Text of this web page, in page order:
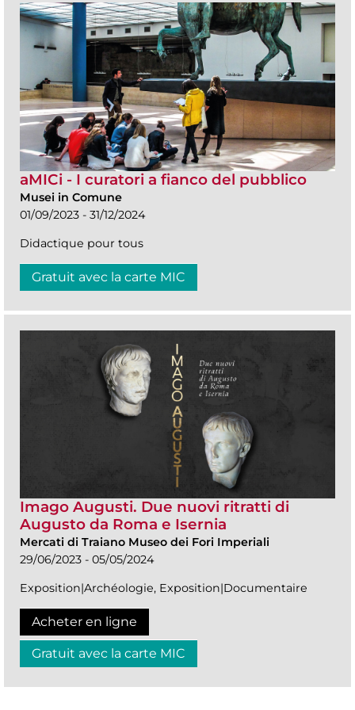
aMICi - I curatori a fianco del pubblico
Musei in Comune
01/09/2023 - 31/12/2024
Didactique pour tous
Gratuit avec la carte MIC
Imago Augusti. Due nuovi ritratti di
Augusto da Roma e Isernia
Mercati di Traiano Museo dei Fori Imperiali
29/06/2023 - 05/05/2024
Exposition|Archéologie, Exposition|Documentaire
Acheter en ligne
Gratuit avec la carte MIC